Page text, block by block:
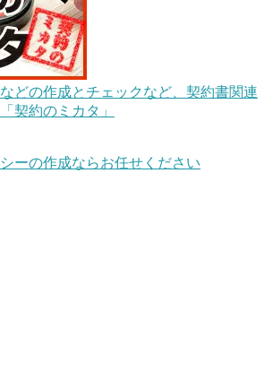
どの作成とチェックなど、契約書関連
契約のミカタ」
ーの作成ならお任せください